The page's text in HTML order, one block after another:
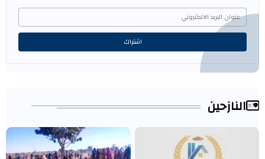
النازحين